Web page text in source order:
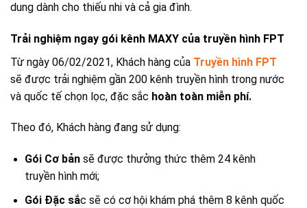
dung dành cho thiếu nhi và cả gia đình.
Trải nghiệm ngay gói kênh MAXY của truyền hình FPT
Từ ngày 06/02/2021, Khách hàng của Truyền hình FPT
sẽ được trải nghiệm gần 200 kênh truyền hình trong nước
và quốc tế chọn lọc, đặc sắc hoàn toàn miễn phí.
Theo đó, Khách hàng đang sử dụng:
Gói Cơ bảnsẽ được thưởng thức thêm 24 kênh
truyền hình mới;
Gói Đặc sắc sẽ có cơ hội khám phá thêm 8 kênh quốc